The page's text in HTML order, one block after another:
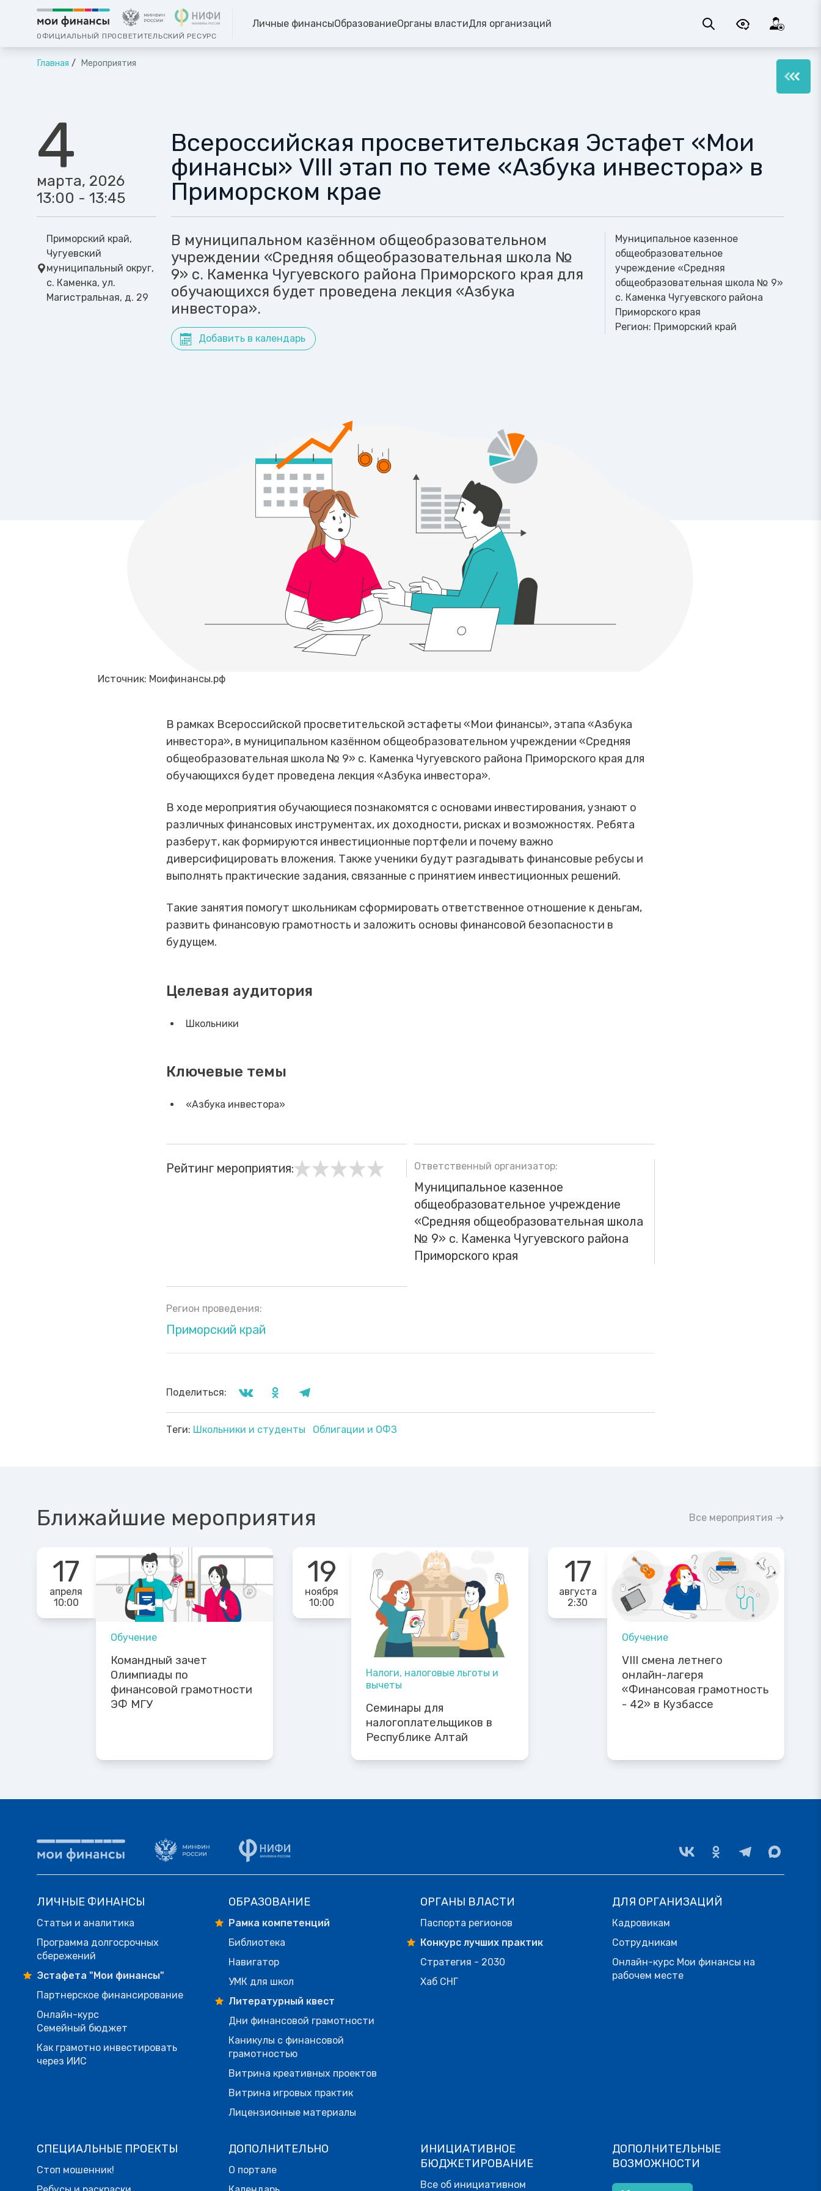
ОФИЦИАЛЬНЫЙ ПРОСВЕТИТЕЛЬСКИЙ РЕСУРС
Личные финансыОбразованиеОрганы властиДля организаций
Главная Мероприятия
4
марта, 2026
13:00 - 13:45
Приморский край,
Чугуевский
муниципальный округ,
с. Каменка, ул.
Магистральная, д. 29
Всероссийская просветительская Эстафет «Мои
финансы» VIII этап по теме «Азбука инвестора» в
Приморском крае
В муниципальном казённом общеобразовательном
учреждении «Средняя общеобразовательная школа №
9» с. Каменка Чугуевского района Приморского края для
обучающихся будет проведена лекция «Азбука
инвестора».
Добавить в календарь
Муниципальное казенное
общеобразовательное
учреждение «Средняя
общеобразовательная школа № 9»
с. Каменка Чугуевского района
Приморского края
Регион: Приморский край
Источник: Моифинансы.рф
В рамках Всероссийской просветительской эстафеты «Мои финансы», этапа «Азбука
инвестора», в муниципальном казённом общеобразовательном учреждении «Средняя
общеобразовательная школа № 9» с. Каменка Чугуевского района Приморского края для
обучающихся будет проведена лекция «Азбука инвестора».
В ходе мероприятия обучающиеся познакомятся с основами инвестирования, узнают о
различных финансовых инструментах, их доходности, рисках и возможностях. Ребята
разберут, как формируются инвестиционные портфели и почему важно
диверсифицировать вложения. Также ученики будут разгадывать финансовые ребусы и
выполнять практические задания, связанные с принятием инвестиционных решений.
Такие занятия помогут школьникам сформировать ответственное отношение к деньгам,
развить финансовую грамотность и заложить основы финансовой безопасности в
будущем.
Целевая аудитория
Школьники
Ключевые темы
«Азбука инвестора»
Рейтинг мероприятия: Ответственный организатор:
Муниципальное казенное
общеобразовательное учреждение
«Средняя общеобразовательная школа
№ 9» с. Каменка Чугуевского района
Приморского края
Регион проведения:
Приморский край
Поделиться:
Теги: Школьники и студенты Облигации и ОФЗ
Ближайшие мероприятия Все мероприятия →
17
апреля
10:00
Обучение
Командный зачет
Олимпиады по
финансовой грамотности
ЭФ МГУ
19
ноября
10:00
Налоги, налоговые льготы и
вычеты
Семинары для
налогоплательщиков в
Республике Алтай
17
августа
2:30
Обучение
VIII смена летнего
онлайн-лагеря
«Финансовая грамотность
- 42» в Кузбассе
ЛИЧНЫЕ ФИНАНСЫ
Статьи и аналитика
Программа долгосрочных
сбережений
Эстафета "Мои финансы"
Партнерское финансирование
Онлайн-курс
Семейный бюджет
Как грамотно инвестировать
через ИИС
ОБРАЗОВАНИЕ
Рамка компетенций
Библиотека
Навигатор
УМК для школ
Литературный квест
Дни финансовой грамотности
Каникулы с финансовой
грамотностью
Витрина креативных проектов
Витрина игровых практик
Лицензионные материалы
ОРГАНЫ ВЛАСТИ
Паспорта регионов
Конкурс лучших практик
Стратегия - 2030
Хаб СНГ
ДЛЯ ОРГАНИЗАЦИЙ
Кадровикам
Сотрудникам
Онлайн-курс Мои финансы на
рабочем месте
СПЕЦИАЛЬНЫЕ ПРОЕКТЫ
Стоп мошенник!
ДОПОЛНИТЕЛЬНО
О портале
ИНИЦИАТИВНОЕ
БЮДЖЕТИРОВАНИЕ
Все об инициативном
ДОПОЛНИТЕЛЬНЫЕ
ВОЗМОЖНОСТИ